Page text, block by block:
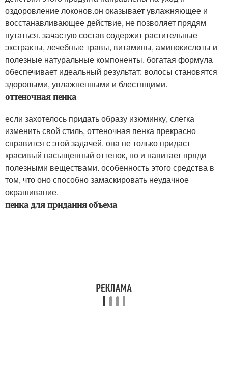
оздоровление локонов.он оказывает увлажняющее и
восстанавливающее действие, не позволяет прядям
путаться. зачастую состав содержит растительные
экстракты, лечебные травы, витамины, аминокислоты и
полезные натуральные компоненты. богатая формула
обеспечивает идеальный результат: волосы становятся
здоровыми, увлажненными и блестящими.
оттеночная пенка
если захотелось придать образу изюминку, слегка
изменить свой стиль, оттеночная пенка прекрасно
справится с этой задачей. она не только придаст
красивый насыщенный оттенок, но и напитает пряди
полезными веществами. особенность этого средства в
том, что оно способно замаскировать неудачное
окрашивание.
пенка для придания объема